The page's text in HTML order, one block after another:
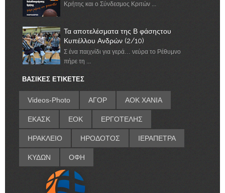
Κρήτης και ο Σύνδεσμος Κριτών ...
Τα αποτελέσματα της Β φάσηςτου
Κυπέλλου Ανδρών (2/10)
Σ ένα παιχνίδι για γερά… νεύρα το Ρέθυμνο
πήρε τη ...
ΒΑΣΙΚΕΣ ΕΤΙΚΕΤΕΣ
Videos-Photo ΑΓΟΡ ΑΟΚ ΧΑΝΙΑ
ΕΚΑΣΚ ΕΟΚ ΕΡΓΟΤΕΛΗΣ
ΗΡΑΚΛΕΙΟ ΗΡΟΔΟΤΟΣ ΙΕΡΑΠΕΤΡΑ
ΚΥΔΩΝ ΟΦΗ